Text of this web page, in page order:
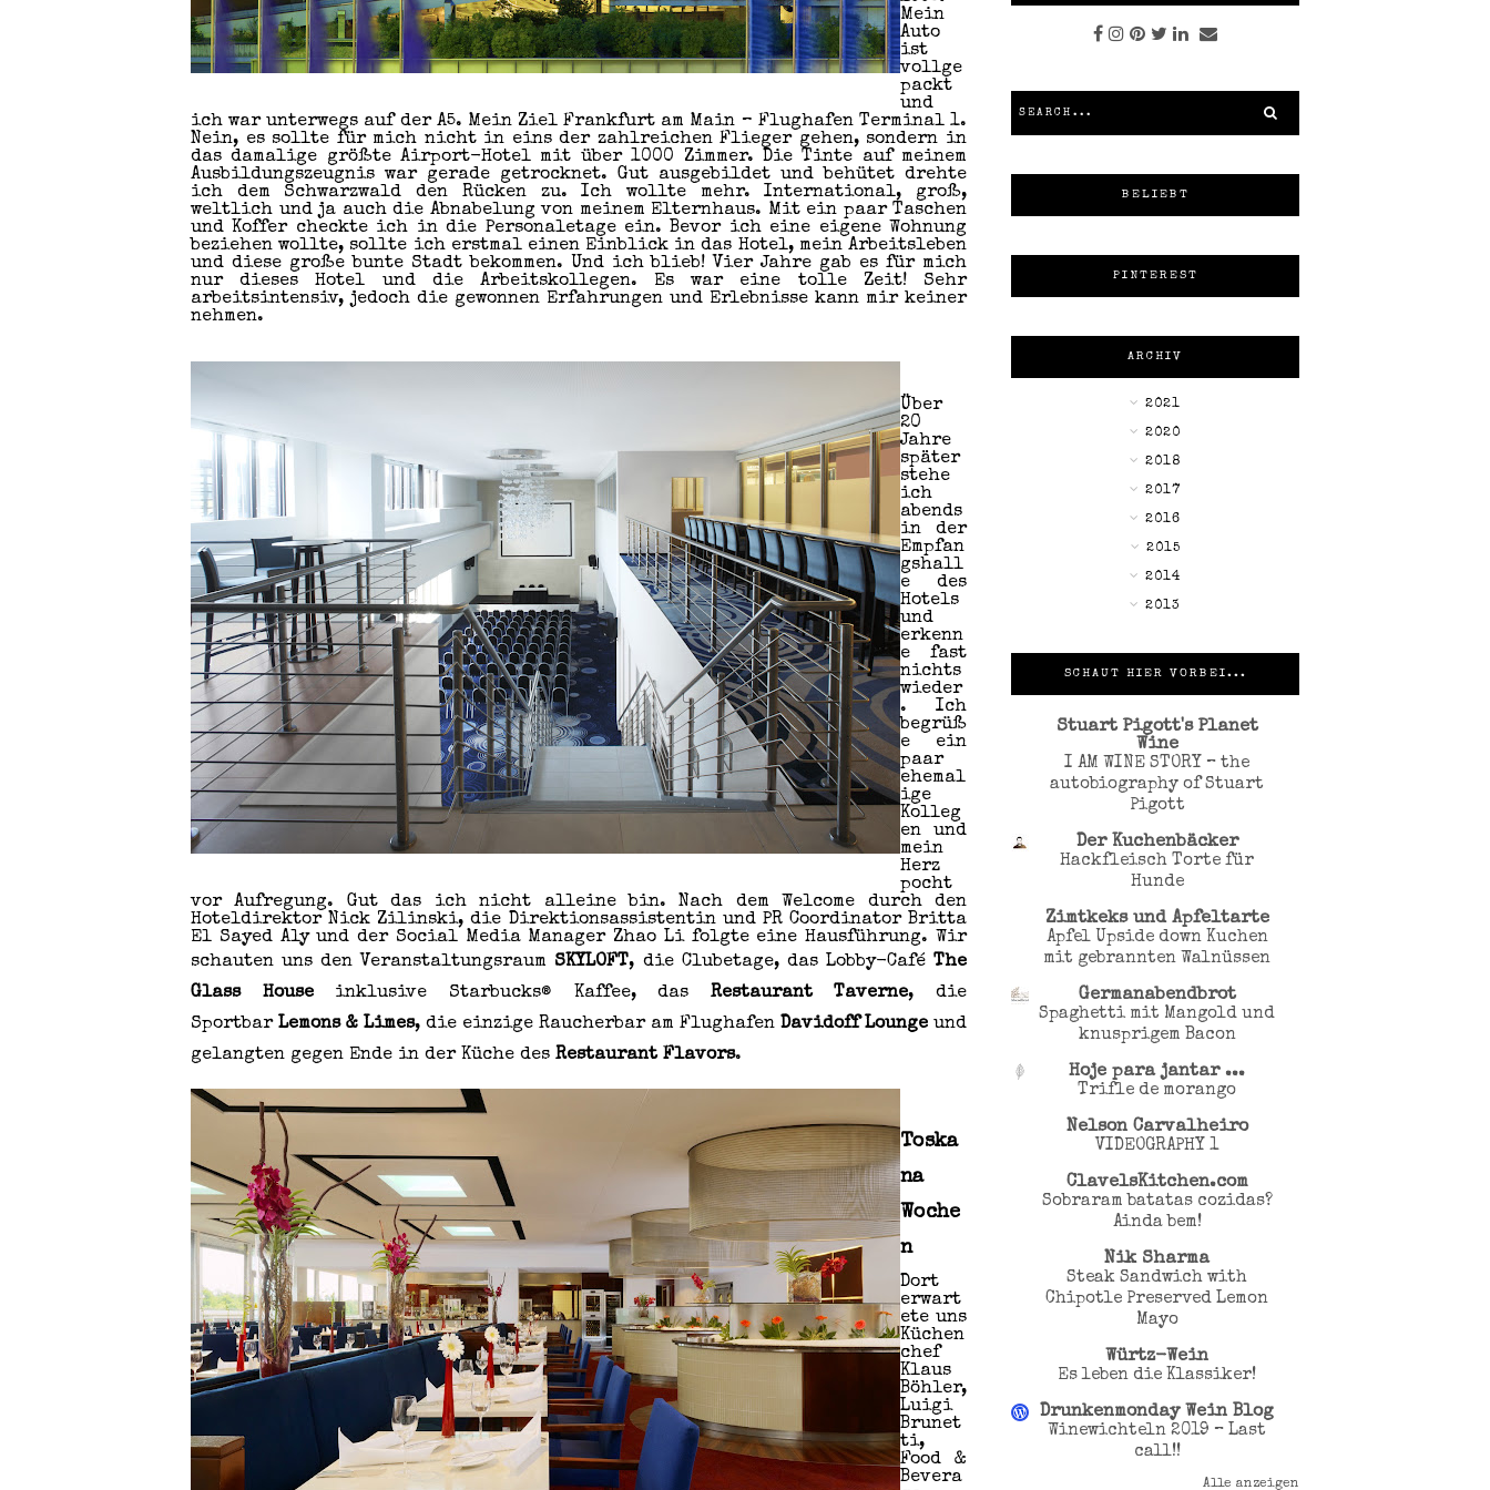
Mein
Auto
ist
vollge
packt
und
ich war unterwegs auf der A5. Mein Ziel Frankfurt am Main – Flughafen Terminal 1.
Nein, es sollte für mich nicht in eins der zahlreichen Flieger gehen, sondern in
das damalige größte Airport-Hotel mit über 1000 Zimmer. Die Tinte auf meinem
Ausbildungszeugnis war gerade getrocknet. Gut ausgebildet und behütet drehte
ich dem Schwarzwald den Rücken zu. Ich wollte mehr. International, groß,
weltlich und ja auch die Abnabelung von meinem Elternhaus. Mit ein paar Taschen
und Koffer checkte ich in die Personaletage ein. Bevor ich eine eigene Wohnung
beziehen wollte, sollte ich erstmal einen Einblick in das Hotel, mein Arbeitsleben
und diese große bunte Stadt bekommen. Und ich blieb! Vier Jahre gab es für mich
nur dieses Hotel und die Arbeitskollegen. Es war eine tolle Zeit! Sehr
arbeitsintensiv, jedoch die gewonnen Erfahrungen und Erlebnisse kann mir keiner
nehmen.
Über
20
Jahre
später
stehe
ich
abends
in der
Empfan
gshall
e des
Hotels
und
erkenn
e fast
nichts
wieder
. Ich
begrüß
e ein
paar
ehemal
ige
Kolleg
en und
mein
Herz
pocht
vor Aufregung. Gut das ich nicht alleine bin. Nach dem Welcome durch den
Hoteldirektor Nick Zilinski, die Direktionsassistentin und PR Coordinator Britta
El Sayed Aly und der Social Media Manager Zhao Li folgte eine Hausführung. Wir
schauten uns den Veranstaltungsraum SKYLOFT, die Clubetage, das Lobby-CaféThe
Glass Houseinklusive Starbucks® Kaffee, das Restaurant Taverne, die
Sportbar Lemons & Limes, die einzige Raucherbar am Flughafen Davidoff Lounge und
gelangten gegen Ende in der Küche des Restaurant Flavors.
Toska
na
Woche
n
Dort
erwart
ete uns
Küchen
chef
Klaus
Böhler,
Luigi
Brunet
ti,
Food &
Bevera
BELIEBT
PINTEREST
ARCHIV
►2021
►2020
►2018
►2017
▼2016
►2015
►2014
►2013
SCHAUT HIER VORBEI...
Stuart Pigott's Planet
Wine
I AM WINE STORY – the
autobiography of Stuart
Pigott
Der Kuchenbäcker
Hackfleisch Torte für
Hunde
Zimtkeks und Apfeltarte
Apfel Upside down Kuchen
mit gebrannten Walnüssen
Germanabendbrot
Spaghetti mit Mangold und
knusprigem Bacon
Hoje para jantar ...
Trifle de morango
Nelson Carvalheiro
VIDEOGRAPHY 1
ClavelsKitchen.com
Sobraram batatas cozidas?
Ainda bem!
Nik Sharma
Steak Sandwich with
Chipotle Preserved Lemon
Mayo
Würtz-Wein
Es leben die Klassiker!
Drunkenmonday Wein Blog
Winewichteln 2019 – Last
call!!
Alle anzeigen